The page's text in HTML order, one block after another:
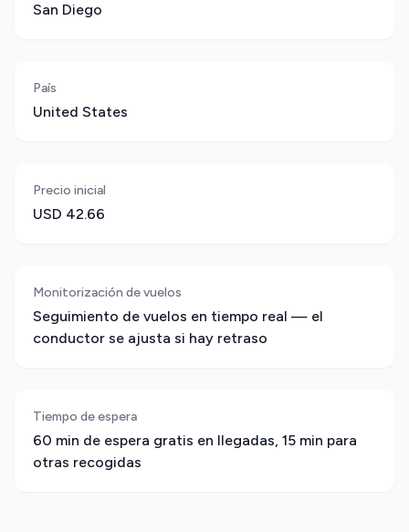
San Diego
País
United States
Precio inicial
USD 42.66
Monitorización de vuelos
Seguimiento de vuelos en tiempo real — el
conductor se ajusta si hay retraso
Tiempo de espera
60 min de espera gratis en llegadas, 15 min para
otras recogidas